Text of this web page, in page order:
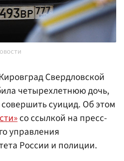
Свердловской
четырехлетнюю дочь,
суицид. Об этом
со ссылкой на пресс-
управления
России и полиции.